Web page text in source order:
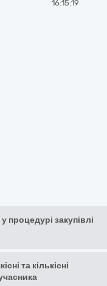
16:15:19
процедурі закупівлі
та кількісні